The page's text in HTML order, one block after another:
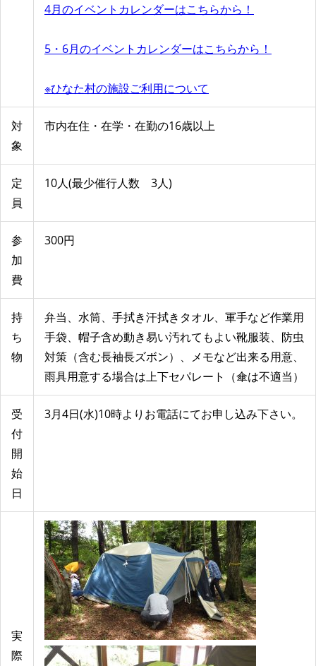
4月のイベントカレンダーはこちらから！
5・6月のイベントカレンダーはこちらから！
※ひなた村の施設ご利用について
対
象
市内在住・在学・在勤の16歳以上
定
員
10人(最少催行人数 3人)
参
加
費
300円
持
ち
物
弁当、水筒、手拭き汗拭きタオル、軍手など作業用
手袋、帽子含め動き易い汚れてもよい靴服装、防虫
対策（含む長袖長ズボン）、メモなど出来る用意、
雨具用意する場合は上下セパレート（傘は不適当）
受
付
開
始
日
3月4日(水)10時よりお電話にてお申し込み下さい。
実
際